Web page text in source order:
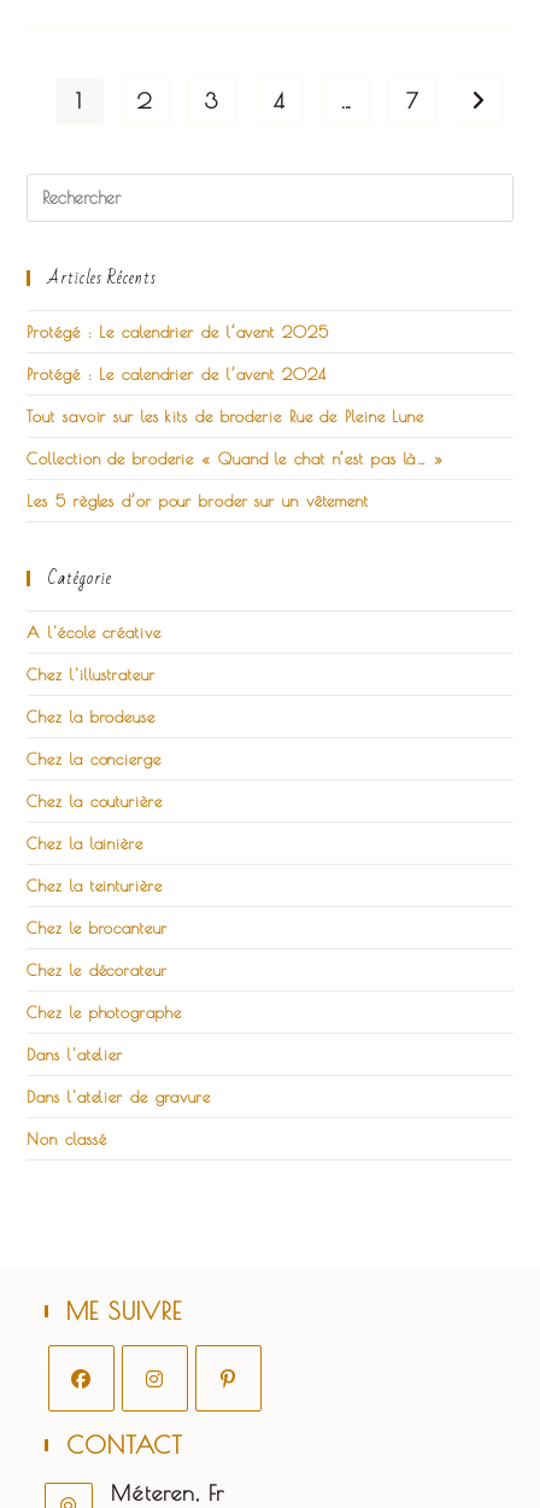
Broder
1 2 3 4 … 7 Aller à
Articles Récents
Protégé : Le calendrier de l’avent 2025
Protégé : Le calendrier de l’avent 2024
Tout savoir sur les kits de broderie Rue de Pleine Lune
Collection de broderie « Quand le chat n’est pas là… »
Les 5 règles d’or pour broder sur un vêtement
Catégorie
A l'école créative
Chez l'illustrateur
Chez la brodeuse
Chez la concierge
Chez la couturière
Chez la lainière
Chez la teinturière
Chez le brocanteur
Chez le décorateur
Chez le photographe
Dans l'atelier
Dans l'atelier de gravure
Non classé
ME SUIVRE
dans
un
dans
CONTACT
Méteren, Fr